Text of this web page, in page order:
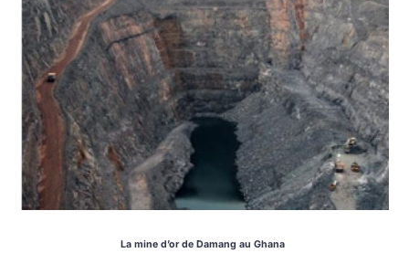
La mine d’or de Damang au Ghana